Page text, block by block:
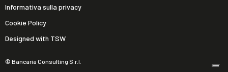
© Bancaria Consulting S.r.l.
Informativa sulla privacy
Cookie Policy
Designed with TSW